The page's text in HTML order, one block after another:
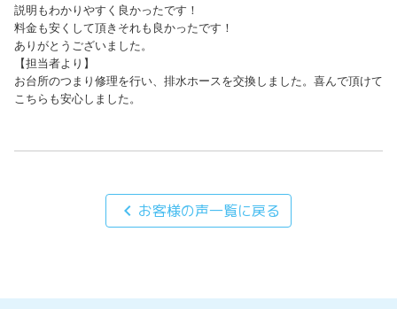
説明もわかりやすく良かったです！
料金も安くして頂きそれも良かったです！
ありがとうございました。
【担当者より】
お台所のつまり修理を行い、排水ホースを交換しました。喜んで頂けて
こちらも安心しました。
chevron_left お客様の声一覧に戻る